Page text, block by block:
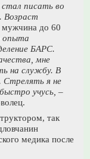
стал писать во
Возраст
мужчина до 60
опыта
БАРС.
мне
на службу. В
Стрелять я не
учусь, –
так
медика после